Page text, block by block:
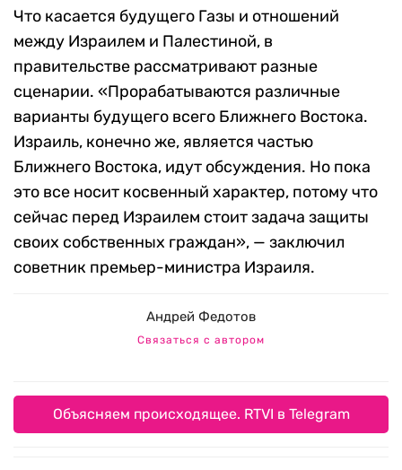
Что касается будущего Газы и отношений
между Израилем и Палестиной, в
правительстве рассматривают разные
сценарии. «Прорабатываются различные
варианты будущего всего Ближнего Востока.
Израиль, конечно же, является частью
Ближнего Востока, идут обсуждения. Но пока
это все носит косвенный характер, потому что
сейчас перед Израилем стоит задача защиты
своих собственных граждан», — заключил
советник премьер-министра Израиля.
Андрей Федотов
Связаться с автором
Объясняем происходящее. RTVI в Telegram